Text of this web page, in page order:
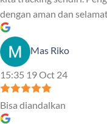
dengan aman dan
Mas Riko
15:35 19 Oct 24
Bisa diandalkan